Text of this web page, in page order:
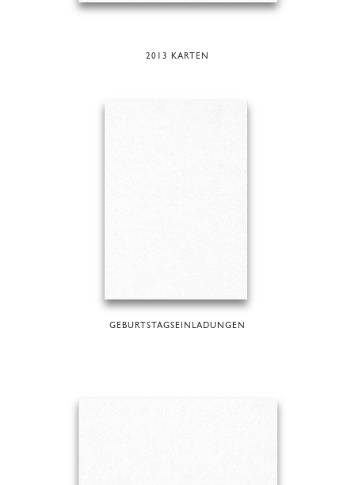
2013 KARTEN
GEBURTSTAGSEINLADUNGEN